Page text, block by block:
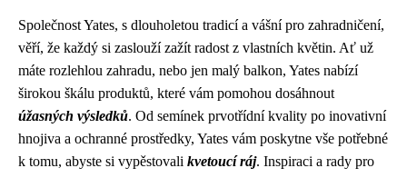
Společnost Yates, s dlouholetou tradicí a vášní pro zahradničení,
věří, že každý si zaslouží zažít radost z vlastních květin. Ať už
máte rozlehlou zahradu, nebo jen malý balkon, Yates nabízí
širokou škálu produktů, které vám pomohou dosáhnout
úžasných výsledků. Od semínek prvotřídní kvality po inovativní
hnojiva a ochranné prostředky, Yates vám poskytne vše potřebné
k tomu, abyste si vypěstovali kvetoucí ráj. Inspiraci a rady pro